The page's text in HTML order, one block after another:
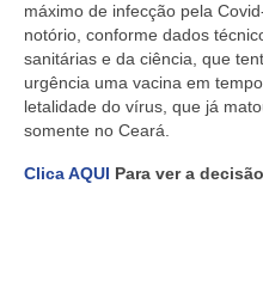
máximo de infecção pela
notório, conforme dados
sanitárias e da ciência, que
urgência uma vacina em
letalidade do vírus, que já
somente no Ceará.
Clica AQUI Para ver a